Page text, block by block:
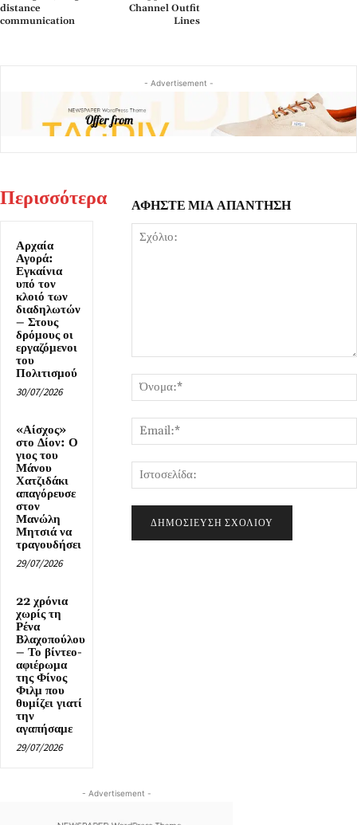
distance
communication
Channel Outfit
Lines
- Advertisement -
Περισσότερα
Αρχαία
Αγορά:
Εγκαίνια
υπό τον
κλοιό των
διαδηλωτών
– Στους
δρόμους οι
εργαζόμενοι
του
Πολιτισμού
30/07/2026
«Αίσχος»
στο Δίον: Ο
γιος του
Μάνου
Χατζιδάκι
απαγόρευσε
στον
Μανώλη
Μητσιά να
τραγουδήσει
29/07/2026
22 χρόνια
χωρίς τη
Ρένα
Βλαχοπούλου
– Το βίντεο-
αφιέρωμα
της Φίνος
Φιλμ που
θυμίζει γιατί
την
αγαπήσαμε
29/07/2026
ΑΦΗΣΤΕ ΜΙΑ ΑΠΑΝΤΗΣΗ
- Advertisement -